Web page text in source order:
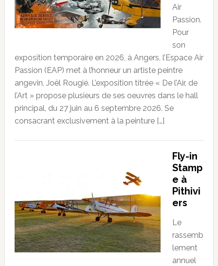
Air
Passion.
Pour
son
exposition temporaire en 2026, à Angers, l’Espace Air
Passion (EAP) met à l’honneur un artiste peintre
angevin, Joël Rougié. L’exposition titrée « De l’Air, de
l’Art » propose plusieurs de ses oeuvres dans le hall
principal, du 27 juin au 6 septembre 2026. Se
consacrant exclusivement à la peinture […]
Fly-in
Stamp
e à
Pithivi
ers
Le
rassemb
lement
annuel